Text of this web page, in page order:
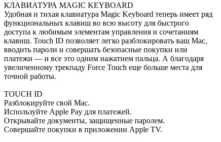
КЛАВИАТУРА MAGIC KEYBOARD
Удобная и тихая клавиатура Magic Keyboard теперь имеет ряд
функциональных клавиш во всю высоту для быстрого
доступа к любимым элементам управления и сочетаниям
клавиш. Touch ID позволяет легко разблокировать ваш Mac,
вводить пароли и совершать безопасные покупки или
платежи — и все это одним нажатием пальца. А благодаря
увеличенному трекпаду Force Touch еще больше места для
точной работы.
TOUCH ID
Разблокируйте свой Mac.
Используйте Apple Pay для платежей.
Открывайте документы, защищенные паролем.
Совершайте покупки в приложении Apple TV.